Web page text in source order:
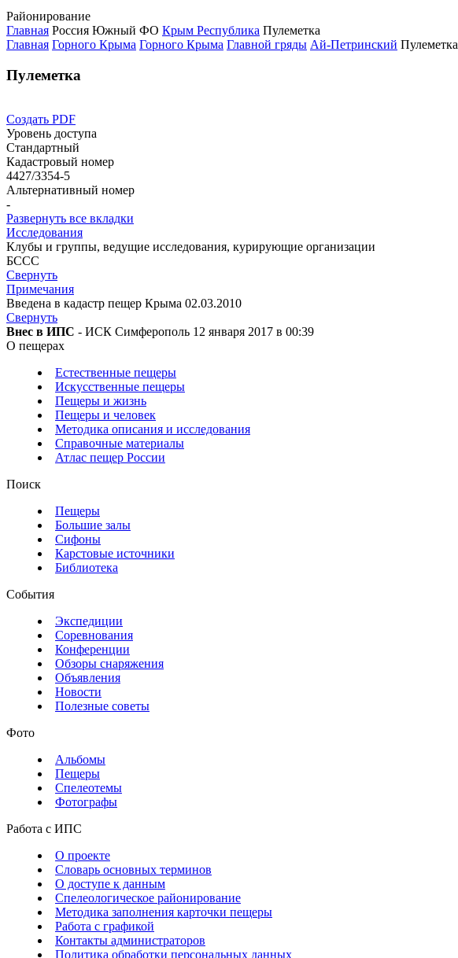
Районирование
Главная Россия Южный ФО Крым Республика Пулеметка
Главная Горного Крыма Горного Крыма Главной гряды Ай-Петринский Пулеметка
Пулеметка
Создать PDF
Уровень доступа
Стандартный
Кадастровый номер
4427/3354-5
Альтернативный номер
-
Развернуть все вкладки
Исследования
Клубы и группы, ведущие исследования, курирующие организации
БССС
Свернуть
Примечания
Введена в кадастр пещер Крыма 02.03.2010
Свернуть
Внес в ИПС - ИСК Симферополь 12 января 2017 в 00:39
О пещерах
Естественные пещеры
Искусственные пещеры
Пещеры и жизнь
Пещеры и человек
Методика описания и исследования
Справочные материалы
Атлас пещер России
Поиск
Пещеры
Большие залы
Сифоны
Карстовые источники
Библиотека
События
Экспедиции
Соревнования
Конференции
Обзоры снаряжения
Объявления
Новости
Полезные советы
Фото
Альбомы
Пещеры
Спелеотемы
Фотографы
Работа с ИПС
О проекте
Словарь основных терминов
О доступе к данным
Спелеологическое районирование
Методика заполнения карточки пещеры
Работа с графикой
Контакты администраторов
Политика обработки персональных данных